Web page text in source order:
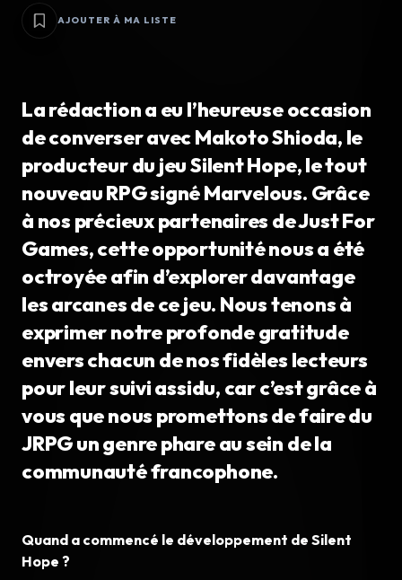
AJOUTER À MA LISTE
La rédaction a eu l’heureuse occasion
de converser avec Makoto Shioda, le
producteur du jeu Silent Hope, le tout
nouveau RPG signé Marvelous. Grâce
à nos précieux partenaires de Just For
Games, cette opportunité nous a été
octroyée afin d’explorer davantage
les arcanes de ce jeu. Nous tenons à
exprimer notre profonde gratitude
envers chacun de nos fidèles lecteurs
pour leur suivi assidu, car c’est grâce à
vous que nous promettons de faire du
JRPG un genre phare au sein de la
communauté francophone.
Quand a commencé le développement de Silent
Hope ?